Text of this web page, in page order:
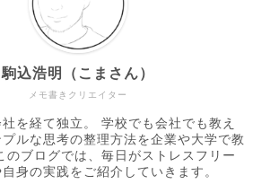
メモ書きクリエイター
駒込浩明（こまさん）
を経て独立。 学校でも会社でも教え
ルな思考の整理方法を企業や大学で教
のブログでは、毎日がストレスフリー
身の実践をご紹介していきます。